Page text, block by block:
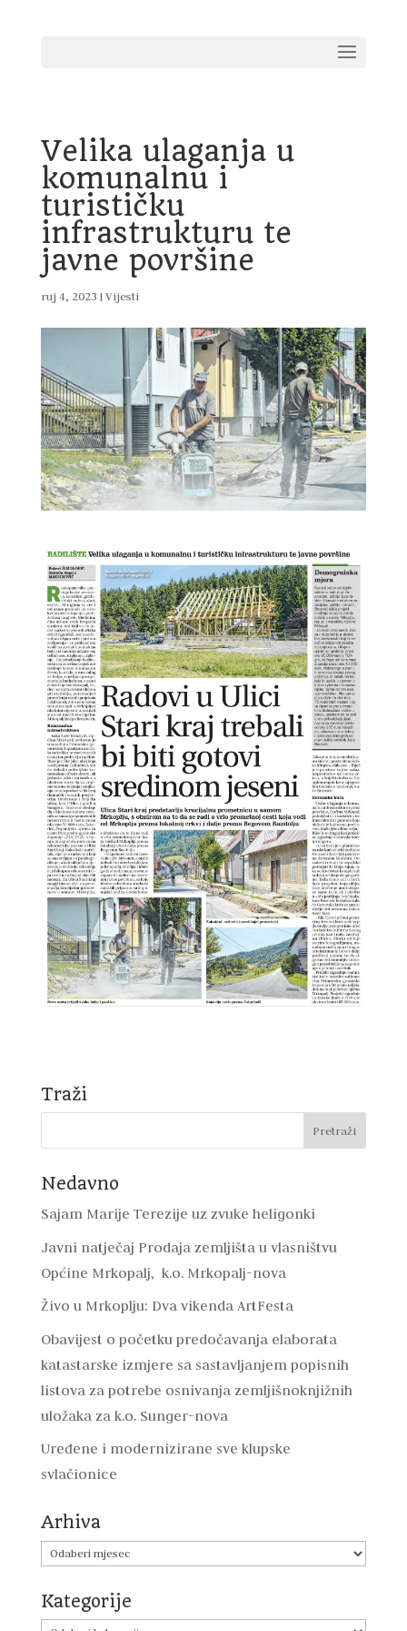
Velika ulaganja u
komunalnu i
turističku
infrastrukturu te
javne površine
ruj 4, 2023 | Vijesti
Traži
Nedavno
Sajam Marije Terezije uz zvuke heligonki
Javni natječaj Prodaja zemljišta u vlasništvu
Općine Mrkopalj, k.o. Mrkopalj-nova
Živo u Mrkoplju: Dva vikenda ArtFesta
Obavijest o početku predočavanja elaborata
katastarske izmjere sa sastavljanjem popisnih
listova za potrebe osnivanja zemljišnoknjižnih
uložaka za k.o. Sunger-nova
Uređene i modernizirane sve klupske
svlačionice
Arhiva
Arhiva
Kategorije